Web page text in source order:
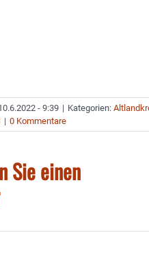
- 9:39 | Kategorien:
| 0 Kommentare
Sie einen